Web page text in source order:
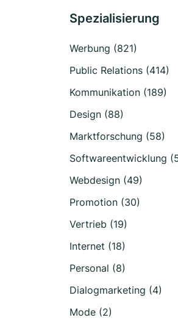
Spezialisierung
Werbung (821)
Public Relations (414)
Kommunikation (189)
Design (88)
Marktforschung (58)
Softwareentwicklung
Webdesign (49)
Promotion (30)
Vertrieb (19)
Internet (18)
Personal (8)
Dialogmarketing (4)
Mode (2)